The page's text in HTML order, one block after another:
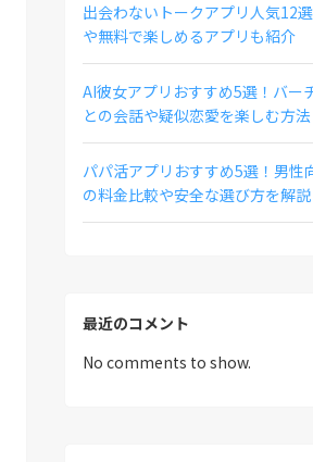
出会わないトークアプリ人気12
や無料で楽しめるアプリも紹介
AI彼女アプリおすすめ5選！バー
との会話や疑似恋愛を楽しむ方法
パパ活アプリおすすめ5選！男性
の料金比較や安全な選び方を解説
最近のコメント
No comments to show.